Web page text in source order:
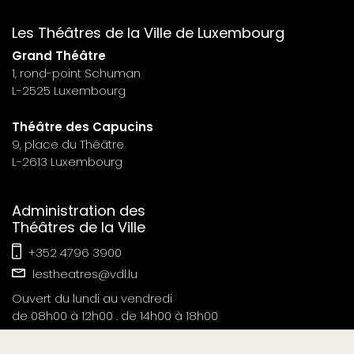
n°7
Les Théâtres de la Ville de Luxembourg
Grand Théâtre
1, rond-point Schuman
L-2525 Luxembourg
Théâtre des Capucins
9, place du Théâtre
L-2613 Luxembourg
Administration des
Théâtres de la Ville
+352 4796 3900
lestheatres@vdl.lu
Ouvert du lundi au vendredi
de 08h00 à 12h00 . de 14h00 à 18h00